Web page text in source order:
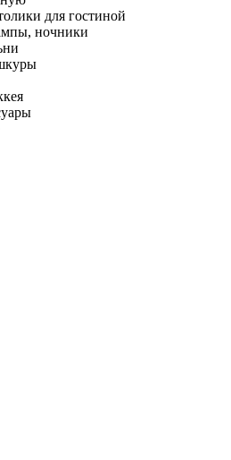
для гостиной
ночники